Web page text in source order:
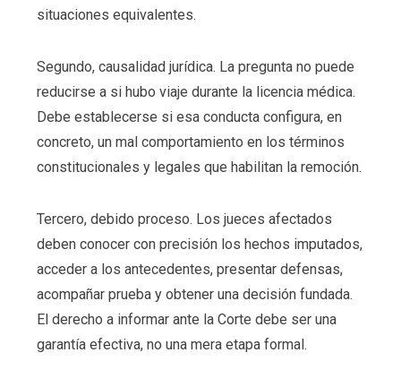
situaciones equivalentes.
Segundo, causalidad jurídica. La pregunta no puede
reducirse a si hubo viaje durante la licencia médica.
Debe establecerse si esa conducta configura, en
concreto, un mal comportamiento en los términos
constitucionales y legales que habilitan la remoción.
Tercero, debido proceso. Los jueces afectados
deben conocer con precisión los hechos imputados,
acceder a los antecedentes, presentar defensas,
acompañar prueba y obtener una decisión fundada.
El derecho a informar ante la Corte debe ser una
garantía efectiva, no una mera etapa formal.